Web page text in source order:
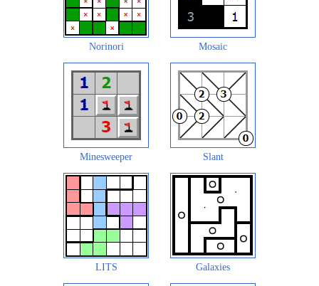
Norinori Mosaic
Minesweeper Slant
LITS Galaxies